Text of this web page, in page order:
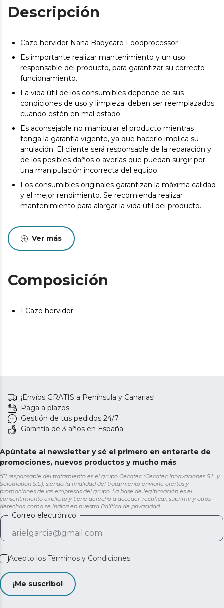
Descripción
Cazo hervidor Nana Babycare Foodprocessor
Es importante realizar mantenimiento y un uso
responsable del producto, para garantizar su correcto
funcionamiento.
La vida útil de los consumibles depende de sus
condiciones de uso y limpieza; deben ser reemplazados
cuando estén en mal estado.
Es aconsejable no manipular el producto mientras
tenga la garantía vigente, ya que hacerlo implica su
anulación. El cliente será responsable de la reparación y
de los posibles daños o averías que puedan surgir por
una manipulación incorrecta del equipo.
Los consumibles originales garantizan la máxima calidad
y el mejor rendimiento. Se recomienda realizar
mantenimiento para alargar la vida útil del producto.
Ver más
Composición
1 Cazo hervidor
¡Envíos GRATIS a Península y Canarias!
Paga a plazos
Gestión de tus pedidos 24/7
Garantía de 3 años en España
Apúntate al newsletter y sé el primero en enterarte de
promociones, nuevos productos y mucho más
*El responsable del tratamiento es el grupo Cecotec (Cecotec Innovaciones S.L. y
Solotriatlon S.L.), siendo la finalidad del tratamiento enviarle ofertas y
promociones de las empresas del grupo. La base de legitimación es el
consentimiento explícito y tiene derecho a acceder, rectificar, suprimir y otros
derechos, como se indica en nuestra Política de privacidad
Correo electrónico
Acepto los Términos y Condiciones
¡Me suscribo!